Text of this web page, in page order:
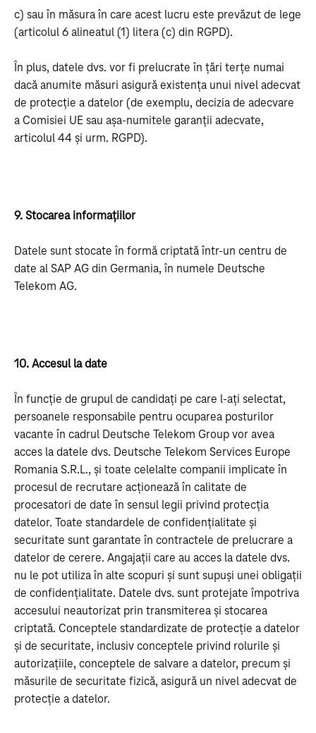
c) sau în măsura în care acest lucru este prevăzut de lege
(articolul 6 alineatul (1) litera (c) din RGPD).
În plus, datele dvs. vor fi prelucrate în țări terțe numai
dacă anumite măsuri asigură existența unui nivel adecvat
de protecție a datelor (de exemplu, decizia de adecvare
a Comisiei UE sau așa-numitele garanții adecvate,
articolul 44 și urm. RGPD).
9. Stocarea informațiilor
Datele sunt stocate în formă criptată într-un centru de
date al SAP AG din Germania, în numele Deutsche
Telekom AG.
10. Accesul la date
În funcție de grupul de candidați pe care l-ați selectat,
persoanele responsabile pentru ocuparea posturilor
vacante în cadrul Deutsche Telekom Group vor avea
acces la datele dvs. Deutsche Telekom Services Europe
Romania S.R.L., și toate celelalte companii implicate în
procesul de recrutare acționează în calitate de
procesatori de date în sensul legii privind protecția
datelor. Toate standardele de confidențialitate și
securitate sunt garantate în contractele de prelucrare a
datelor de cerere. Angajații care au acces la datele dvs.
nu le pot utiliza în alte scopuri și sunt supuși unei obligații
de confidențialitate. Datele dvs. sunt protejate împotriva
accesului neautorizat prin transmiterea și stocarea
criptată. Conceptele standardizate de protecție a datelor
și de securitate, inclusiv conceptele privind rolurile și
autorizațiile, conceptele de salvare a datelor, precum și
măsurile de securitate fizică, asigură un nivel adecvat de
protecție a datelor.